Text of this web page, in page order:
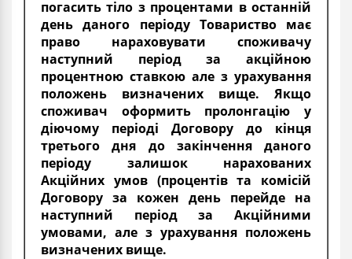
погасить тіло з процентами в останній
день даного періоду Товариство має
право нараховувати споживачу
наступний період за акційною
процентною ставкою але з урахування
положень визначених вище. Якщо
споживач оформить пролонгацію у
діючому періоді Договору до кінця
третього дня до закінчення даного
періоду залишок нарахованих
Акційних умов (процентів та комісій
Договору за кожен день перейде на
наступний період за Акційними
умовами, але з урахування положень
визначених вище.